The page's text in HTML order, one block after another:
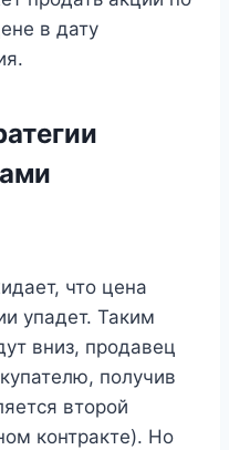
в дату
что цена
упадет. Таким
вниз, продавец
получив
второй
контракте). Но